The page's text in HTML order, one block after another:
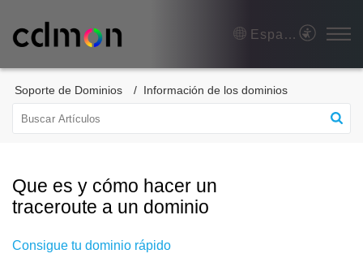
Español (España)
Soporte de Dominios Información de los dominios
Que es y cómo hacer un
traceroute a un dominio
Consigue tu dominio rápido